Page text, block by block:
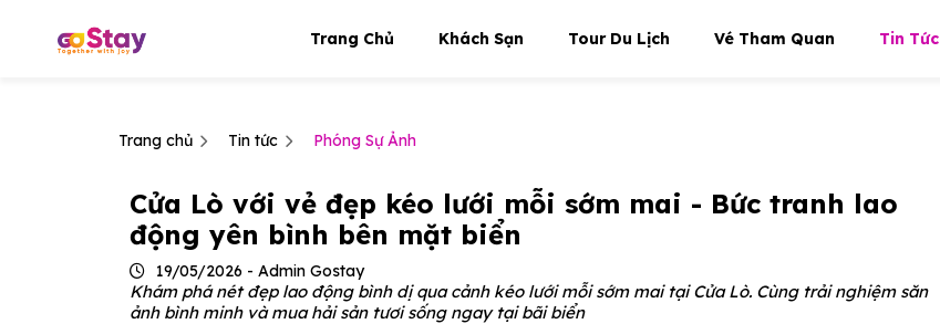
Trang Chủ Khách Sạn Tour Du Lịch Vé Tham Quan Tin Tức
Trang chủ Tin tức Phóng Sự Ảnh
Cửa Lò với vẻ đẹp kéo lưới mỗi sớm mai - Bức tranh lao
động yên bình bên mặt biển
19/05/2026 - Admin Gostay
Khám phá nét đẹp lao động bình dị qua cảnh kéo lưới mỗi sớm mai tại Cửa Lò. Cùng trải nghiệm săn
ảnh bình minh và mua hải sản tươi sống ngay tại bãi biển